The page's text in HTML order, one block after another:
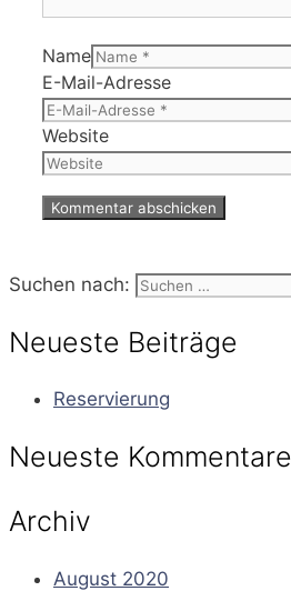
Name
E-Mail-Adresse
Website
Suchen nach:
Neueste Beiträge
Reservierung
Neueste Kommentare
Archiv
August 2020